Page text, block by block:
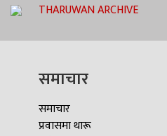
THARUWAN ARCHIVE
समाचार
समाचार
प्रवासमा थारू